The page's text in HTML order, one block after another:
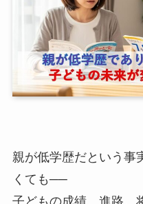
親が低学歴だという事
くても──
子どもの成績、進路、